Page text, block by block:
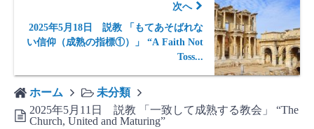
次へ
2025年5月18日 説教 「もてあそばれな
い信仰（成熟の指標①）」 “A Faith Not
Toss...
ホーム
未分類
2025年5月11日 説教 「一致して成熟する教会」 “The
Church, United and Maturing”